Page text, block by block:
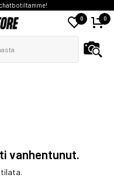
0 0
vanhentunut.
tilata.